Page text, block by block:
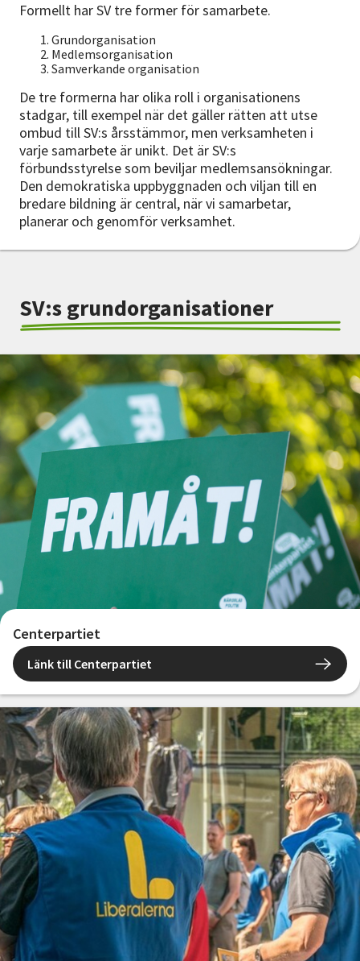
Formellt har SV tre former för samarbete.
Grundorganisation
Medlemsorganisation
Samverkande organisation
De tre formerna har olika roll i organisationens
stadgar, till exempel när det gäller rätten att utse
ombud till SV:s årsstämmor, men verksamheten i
varje samarbete är unikt. Det är SV:s
förbundsstyrelse som beviljar medlemsansökningar.
Den demokratiska uppbyggnaden och viljan till en
bredare bildning är central, när vi samarbetar,
planerar och genomför verksamhet.
SV:s grundorganisationer
Centerpartiet
Länk till Centerpartiet